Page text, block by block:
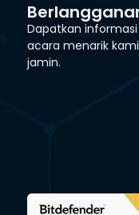
Dapatkan
acara menarik
jamin.